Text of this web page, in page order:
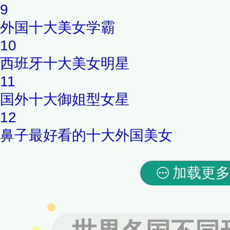
9
外国十大美女学霸
10
西班牙十大美女明星
11
国外十大御姐型女星
12
鼻子最好看的十大外国美女
加载更多